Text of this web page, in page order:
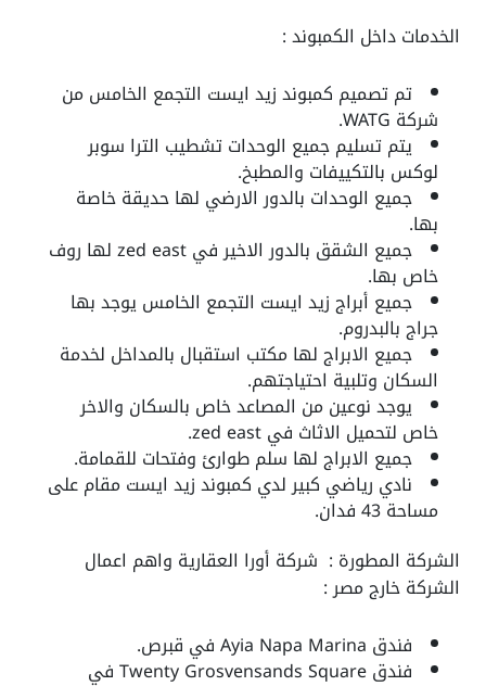
الخدمات داخل الكمبوند :
تم تصميم كمبوند زيد ايست التجمع الخامس من
شركة WATG.
يتم تسليم جميع الوحدات تشطيب الترا سوبر
لوكس بالتكييفات والمطبخ.
جميع الوحدات بالدور الارضي لها حديقة خاصة
بها.
جميع الشقق بالدور الاخير فيzed eastلها روف
خاص بها.
جميع أبراجزيد ايست التجمع الخامسيوجد بها
جراج بالبدروم.
جميع الابراج لها مكتب استقبال بالمداخل لخدمة
السكان وتلبية احتياجتهم.
يوجد نوعين من المصاعد خاص بالسكان والاخر
خاص لتحميل الاثاث فيzed east
.
جميع الابراج لها سلم طوارئ وفتحات للقمامة.
نادي رياضي كبير لدي كمبوند زيد ايست مقام على
مساحة 43 فدان.
الشركة المطورة : شركة أورا العقارية واهم اعمال
الشركة خارج مصر :
فندق Ayia Napa Marina في قبرص.
فندق Twenty Grosvensands Square في